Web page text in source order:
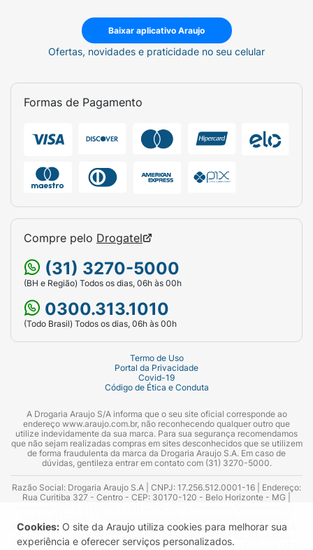
Cookies: O site da Araujo utiliza cookies para melhorar sua
experiência e oferecer serviços personalizados.
Baixar aplicativo Araujo
Ofertas, novidades e praticidade no seu celular
Formas de Pagamento
Compre pelo Drogatel
(31) 3270-5000
(BH e Região) Todos os dias, 06h às 00h
0300.313.1010
(Todo Brasil) Todos os dias, 06h às 00h
Termo de Uso
Portal da Privacidade
Covid-19
Código de Ética e Conduta
A Drogaria Araujo S/A informa que o seu site oficial corresponde ao
endereço www.araujo.com.br, não reconhecendo qualquer outro que
utilize indevidamente da sua marca. Para sua segurança recomendamos
que não sejam realizadas compras em sites desconhecidos que se utilizem
de forma fraudulenta da marca da Drogaria Araujo S.A. Em caso de
dúvidas, gentileza entrar em contato com (31) 3270-5000.
Razão Social: Drogaria Araujo S.A | CNPJ: 17.256.512.0001-16 | Endereço:
Rua Curitiba 327 - Centro - CEP: 30170-120 - Belo Horizonte - MG |
Azevedo Guimarães – CRF 10.965 | Yasmin Silva Alvarenga – CRF 52.584 -
Consultor substituto: Thiago Aguiar Pinheiro - CRF Nº 13.748. Alvará
Sanitário: 2025020713 | Autorização de Funcionamento da Empresa (AFE):